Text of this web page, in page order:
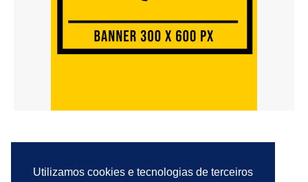
Utilizamos cookies e tecnologias de terceiros